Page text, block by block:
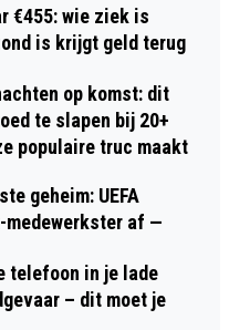
€455: wie ziek is
is krijgt geld terug
op komst: dit
te slapen bij 20+
populaire truc maakt
geheim: UEFA
medewerkster af —
telefoon in je lade
– dit moet je